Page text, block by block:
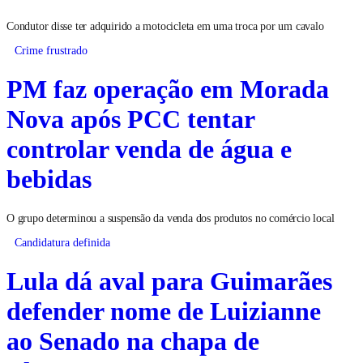
Condutor disse ter adquirido a motocicleta em uma troca por um cavalo
Crime frustrado
PM faz operação em Morada
Nova após PCC tentar
controlar venda de água e
bebidas
O grupo determinou a suspensão da venda dos produtos no comércio local
Candidatura definida
Lula dá aval para Guimarães
defender nome de Luizianne
ao Senado na chapa de